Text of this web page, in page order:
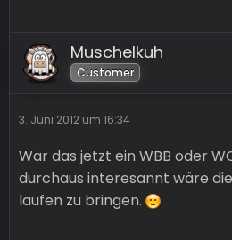
Muschelkuh
Customer
3. Juni 2012 um 16:34
War das jetzt ein WBB oder
durchaus interesannt wäre
laufen zu bringen.